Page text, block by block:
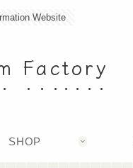
Website
Factory
SHOP